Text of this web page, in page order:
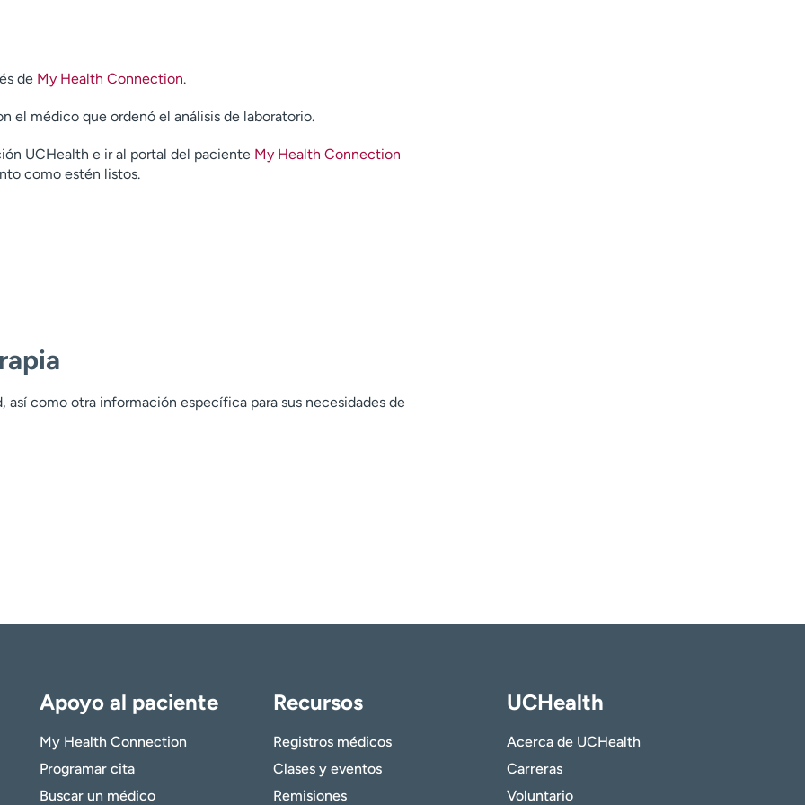
de My Health Connection.
el médico que ordenó el análisis de laboratorio.
UCHealth e ir al portal del paciente My Health Connection
como estén listos.
como otra información específica para sus necesidades de
Apoyo al paciente
My Health Connection
Programar cita
Buscar un médico
Recursos
Registros médicos
Clases y eventos
Remisiones
UCHealth
Acerca de UCHealth
Carreras
Voluntario